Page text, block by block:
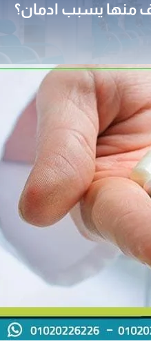
منها يسبب ادمان؟